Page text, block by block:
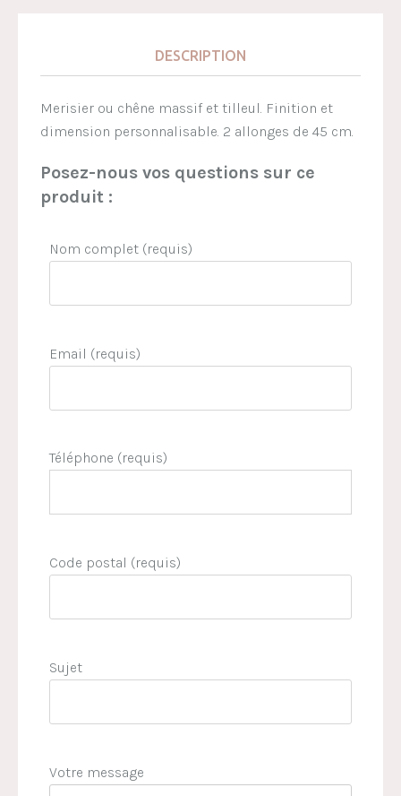
DESCRIPTION
Merisier ou chêne massif et tilleul. Finition et
dimension personnalisable. 2 allonges de 45 cm.
Posez-nous vos questions sur ce
produit :
Nom complet (requis)
Email (requis)
Téléphone (requis)
Code postal (requis)
Sujet
Votre message